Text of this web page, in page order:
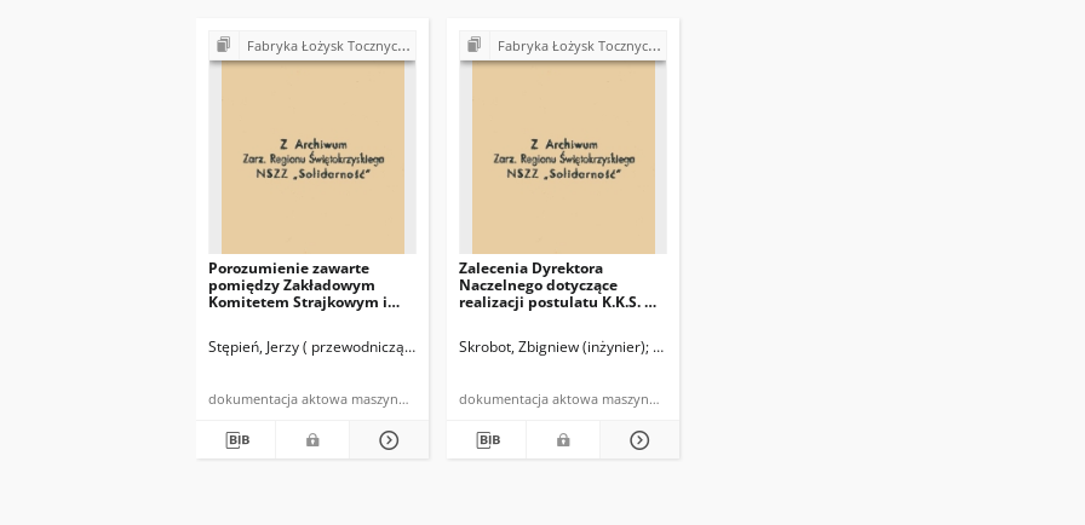
Fabryka Łożysk Tocznych "Iskra" w Kielcach - strajki, postulaty, realizacja postulatów (1980)
Porozumienie zawarte
pomiędzy Zakładowym
Komitetem Strajkowym i
Stępień, Jerzy ( przewodniczący Zakładowego Komitetu Strajkowego FŁT "Iskra")
dokumentacja aktowa maszynopis powielony
Fabryka Łożysk Tocznych "Iskra" w Kielcach - strajki, postulaty, realizacja postulatów (1980)
Zalecenia Dyrektora
Naczelnego dotyczące
realizacji postulatu K.K.S. Nr
Skrobot, Zbigniew (inżynier) Oczkowicz, Witold (dyrektor naczelny FŁT "Iskra")
dokumentacja aktowa maszynopis powielony